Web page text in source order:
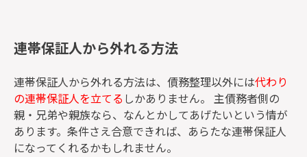
連帯保証人から外れる方法
連帯保証人から外れる方法は、債務整理以外には代わり
の連帯保証人を立てる しかありません。 主債務者側の
親・兄弟や親族なら、なんとかしてあげたいという情が
あります。条件さえ合意できれば、あらたな連帯保証人
になってくれるかもしれません。